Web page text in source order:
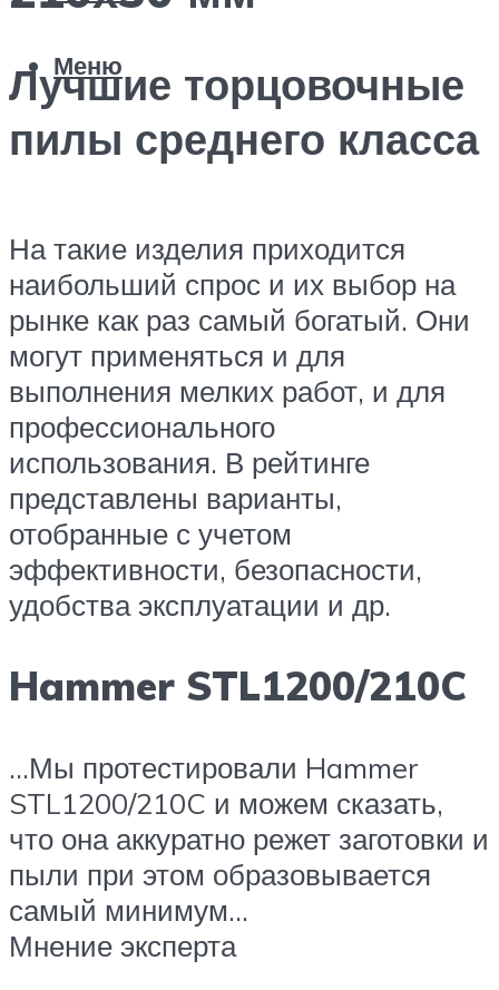
Меню
Лучшие торцовочные
пилы среднего класса
На такие изделия приходится
наибольший спрос и их выбор на
рынке как раз самый богатый. Они
могут применяться и для
выполнения мелких работ, и для
профессионального
использования. В рейтинге
представлены варианты,
отобранные с учетом
эффективности, безопасности,
удобства эксплуатации и др.
Hammer STL1200/210C
…Мы протестировали Hammer
STL1200/210C и можем сказать,
что она аккуратно режет заготовки и
пыли при этом образовывается
самый минимум…
Мнение эксперта